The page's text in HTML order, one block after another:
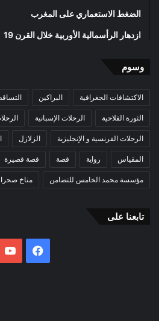
الضغط الاستعماري على المغرب
ازدهار الرأسمالية الأوربية خلال القرن 19
وسوم
الاكتشافات الجغرافية البراكين
الثورة الفلاحية الرحلات الإسبانية
الرحلات الفرنسية و الإنجليزية الزلازل
المقياس رواية قصة قصة قصيرة
مؤسسة محمد الخامس للتضامن مناخ
تابعنا على
فيسبوك